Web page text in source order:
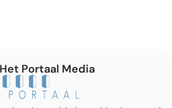
Portaal Media